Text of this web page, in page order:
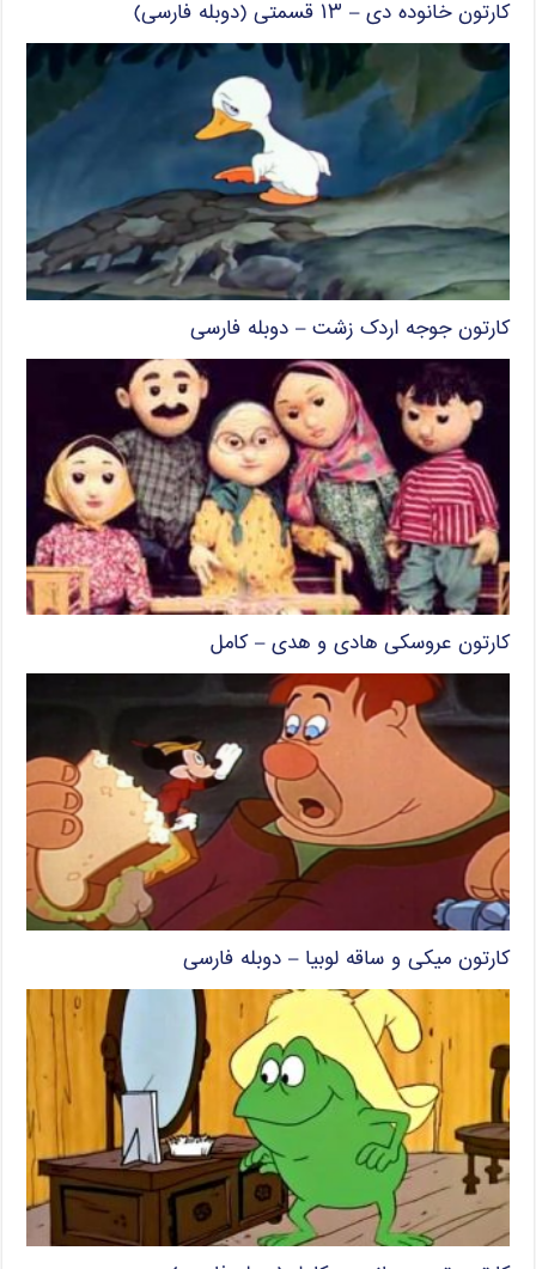
کارتون خانوده دی – ۱۳ قسمتی (دوبله فارسی)
کارتون جوجه اردک زشت – دوبله فارسی
کارتون عروسکی هادی و هدی – کامل
کارتون میکی و ساقه لوبیا – دوبله فارسی